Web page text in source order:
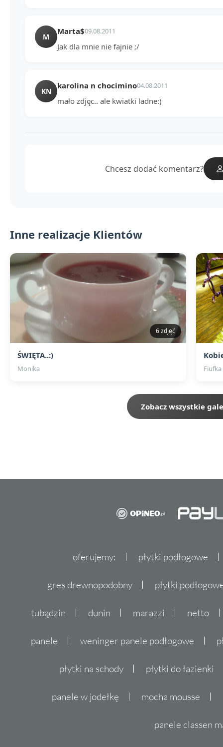
M
Marta$09.08.2011
Jak dla mnie nie fajnie ;/
KN
karolina n chocimino04.08.2011
mało zdjęc.. ale kwiatki ladne:)
Chcesz dodać komentarz?
Inne realizacje Klientów
6 zdjęć
ŚWIĘTA..:)
Monika Fiufka
Zobacz wszystkie
oferujemy: płytki podłogowe
gres drewnopodobny płytki
tubądzin dunin marazzi netto
panele weninger panele podłogowe
płytki na schody płytki do łazienki
panele w jodełkę mocha mousse
panele classen